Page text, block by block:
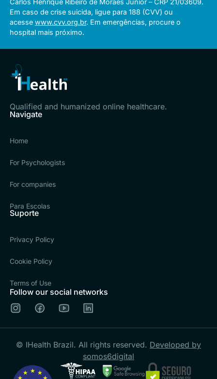
Carlos Henrique Ribeiro de Moraes Junior – CRP 21/03609.
Em caso de crise suicida, ligue para 188 (CVV) ou
acesse www.cvv.org.br. Em emergências, procure o
hospital mais próximo.
Qualified and humanized online healthcare.
Navigate
Home
For Psychologists
For companies
Para Escolas
Suporte
Privacy Policy
Cookie Policy
Terms of Use
Follow our social networks
© IHealth Brazil. All rights reserved. Developed by
somos6digital